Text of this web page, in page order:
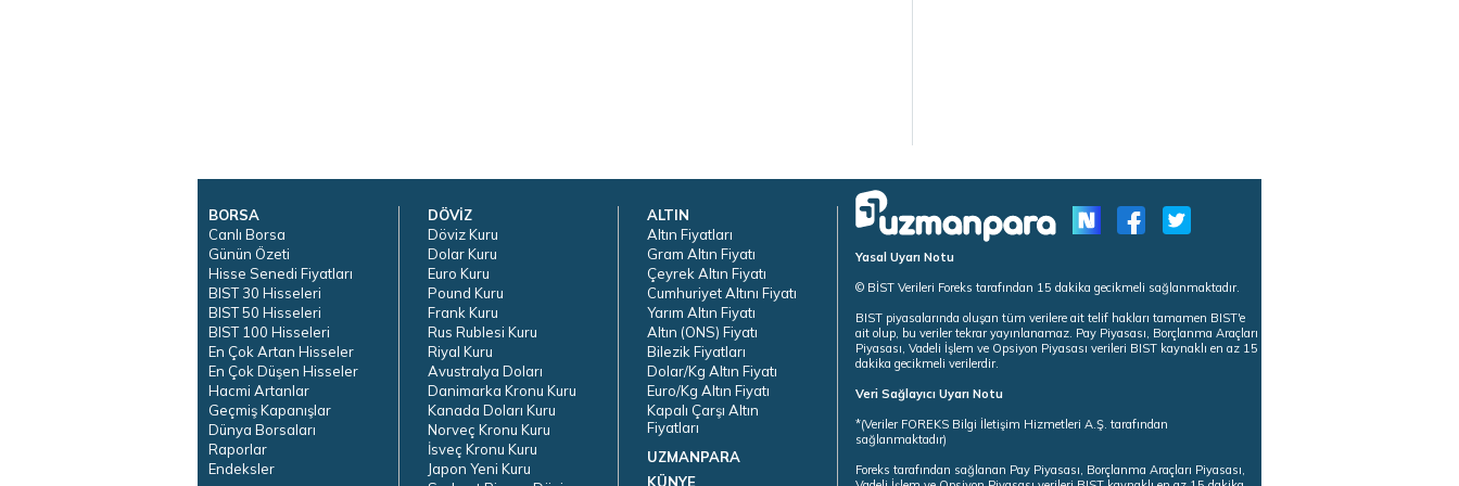
BORSA
Canlı Borsa
Günün Özeti
Hisse Senedi Fiyatları
BIST 30 Hisseleri
BIST 50 Hisseleri
BIST 100 Hisseleri
En Çok Artan Hisseler
En Çok Düşen Hisseler
Hacmi Artanlar
Geçmiş Kapanışlar
Dünya Borsaları
Raporlar
Endeksler
DÖVİZ
Döviz Kuru
Dolar Kuru
Euro Kuru
Pound Kuru
Frank Kuru
Rus Rublesi Kuru
Riyal Kuru
Avustralya Doları
Danimarka Kronu Kuru
Kanada Doları Kuru
Norveç Kronu Kuru
İsveç Kronu Kuru
Japon Yeni Kuru
ALTIN
Altın Fiyatları
Gram Altın Fiyatı
Çeyrek Altın Fiyatı
Cumhuriyet Altını Fiyatı
Yarım Altın Fiyatı
Altın (ONS) Fiyatı
Bilezik Fiyatları
Dolar/Kg Altın Fiyatı
Euro/Kg Altın Fiyatı
Kapalı Çarşı Altın
Fiyatları
UZMANPARA
KÜNYE
Yasal Uyarı Notu
© BİST Verileri Foreks tarafından 15 dakika gecikmeli sağlanmaktadır.
BIST piyasalarında oluşan tüm verilere ait telif hakları tamamen BIST'e
ait olup, bu veriler tekrar yayınlanamaz. Pay Piyasası, Borçlanma Araçları
Piyasası, Vadeli İşlem ve Opsiyon Piyasası verileri BIST kaynaklı en az 15
dakika gecikmeli verilerdir.
Veri Sağlayıcı Uyarı Notu
*(Veriler FOREKS Bilgi İletişim Hizmetleri A.Ş. tarafından
sağlanmaktadır)
Foreks tarafından sağlanan Pay Piyasası, Borçlanma Araçları Piyasası,